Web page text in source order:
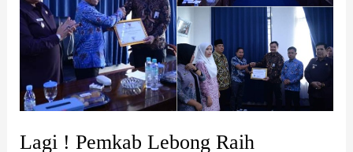
Lagi ! Pemkab Lebong Raih
Penghargaan
dari
Ombudsman